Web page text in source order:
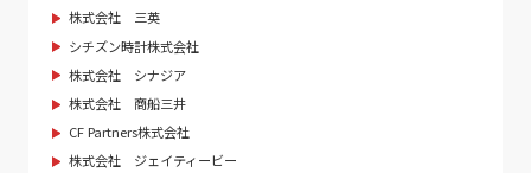
株式会社 三英
シチズン時計株式会社
株式会社 シナジア
株式会社 商船三井
CF Partners株式会社
株式会社 ジェイティービー